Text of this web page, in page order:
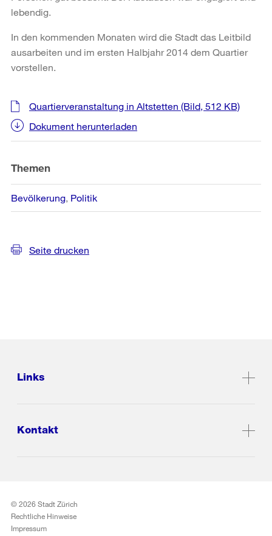
lebendig.
In den kommenden Monaten wird die Stadt das Leitbild
ausarbeiten und im ersten Halbjahr 2014 dem Quartier
vorstellen.
Weitere
Informationen
Quartierveranstaltung in Altstetten (Bild, 512 KB)
Dokument herunterladen
Themen
Bevölkerung Politik
Seite drucken
Links
Kontakt
© 2026 Stadt Zürich
Rechtliche Hinweise
Impressum